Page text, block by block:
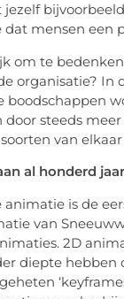
mensen een
om te
organisatie?
boodschappen
door steeds
van
al honderd jaar
is de
van
2D
diepte hebben